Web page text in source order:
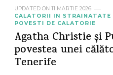
UPDATED ON 11 MARTIE 2026
CALATORII IN STRAINATATE
POVESTI DE CALATORIE
Agatha Christie și
povestea unei
Tenerife